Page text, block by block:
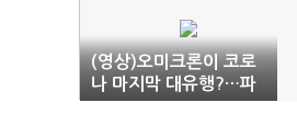
(영상)오미크론이 코로
나 마지막 대유행?…파
우치 "글쎄"